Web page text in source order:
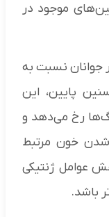
موجود در
نسبت به
پایین، این
رخ می‌دهد و
شدن خون مرتبط
عوامل ژنتیکی
باشد.